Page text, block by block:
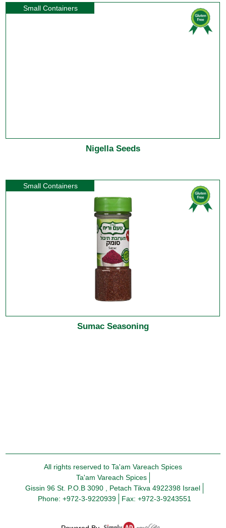
Small Containers
Nigella Seeds
Small Containers
Sumac Seasoning
All rights reserved to Ta'am Vareach Spices
Ta'am Vareach Spices
Gissin 96 St. P.O.B 3090 , Petach Tikva 4922398 Israel
Phone: +972-3-9220939
Fax: +972-3-9243551